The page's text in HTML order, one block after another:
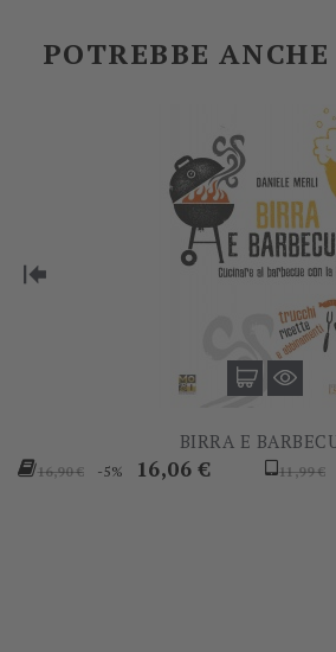
POTREBBE
BIRRA E
Prezzo
16,90 € -5% Prezzo
16,06 € 11,99 €